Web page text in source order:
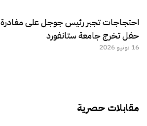
احتجاجات تجبر رئيس جوجل على مغادرة
حفل تخرج جامعة ستانفورد
16 يونيو 2026
مقابلات حصرية